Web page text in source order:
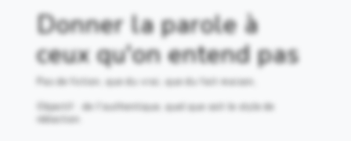
Donner la parole à
ceux qu'on entend pas
Pas de fiction, que du vrai, que du fait maison,
Objectif : de l'authentique, quel que soit le style de
rédaction.